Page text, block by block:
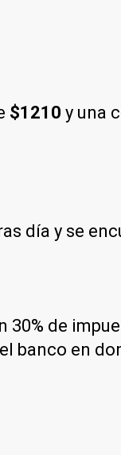
$1210 y una
día y se
30% de
banco en